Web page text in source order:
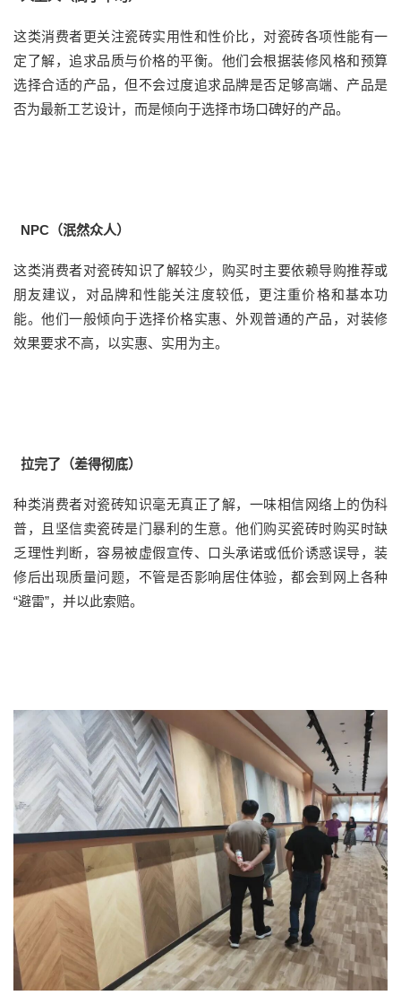
这类消费者更关注瓷砖实用性和性价比，对瓷砖各项性能有一
定了解，追求品质与价格的平衡。他们会根据装修风格和预算
选择合适的产品，但不会过度追求品牌是否足够高端、产品是
否为最新工艺设计，而是倾向于选择市场口碑好的产品。
NPC（泯然众人）
这类消费者对瓷砖知识了解较少，购买时主要依赖导购推荐或
朋友建议，对品牌和性能关注度较低，更注重价格和基本功
能。他们一般倾向于选择价格实惠、外观普通的产品，对装修
效果要求不高，以实惠、实用为主。
拉完了（差得彻底）
种类消费者对瓷砖知识毫无真正了解，一味相信网络上的伪科
普，且坚信卖瓷砖是门暴利的生意。他们购买瓷砖时购买时缺
乏理性判断，容易被虚假宣传、口头承诺或低价诱惑误导，装
修后出现质量问题，不管是否影响居住体验，都会到网上各种
“避雷”，并以此索赔。